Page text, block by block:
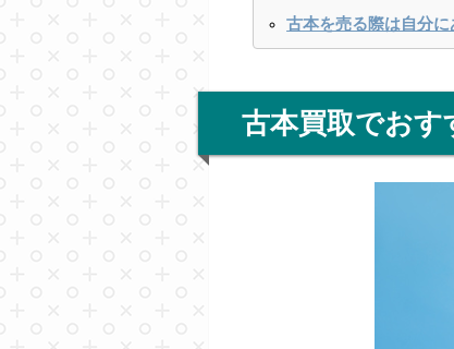
古本を売る際は自分に
古本買取でおす